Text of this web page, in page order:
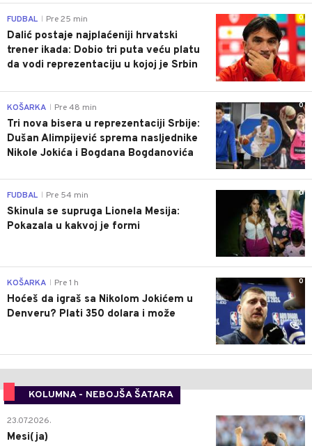
0
FUDBAL Pre 25 min
Dalić postaje najplaćeniji hrvatski
trener ikada: Dobio tri puta veću platu
da vodi reprezentaciju u kojoj je Srbin
0
KOŠARKA Pre 48 min
Tri nova bisera u reprezentaciji Srbije:
Dušan Alimpijević sprema nasljednike
Nikole Jokića i Bogdana Bogdanovića
0
FUDBAL Pre 54 min
Skinula se supruga Lionela Mesija:
Pokazala u kakvoj je formi
0
KOŠARKA Pre 1 h
Hoćeš da igraš sa Nikolom Jokićem u
Denveru? Plati 350 dolara i može
KOLUMNA - NEBOJŠA ŠATARA
0
23.07.2026.
Mesi(ja)